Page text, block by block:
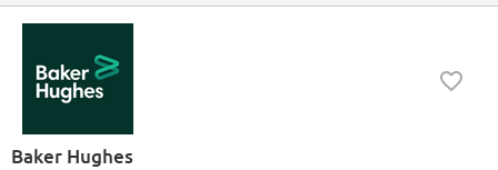
Baker Hughes